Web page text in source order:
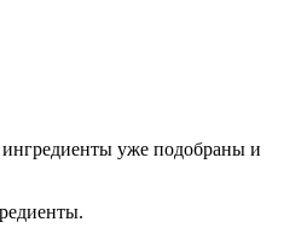
уже подобраны и